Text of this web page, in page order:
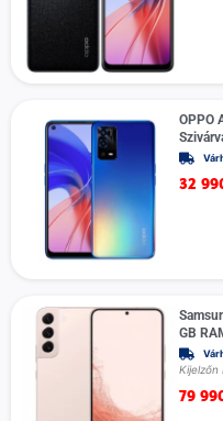
OPPO
32
GB
Kijelzőn
79